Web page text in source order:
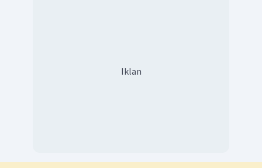
Iklan